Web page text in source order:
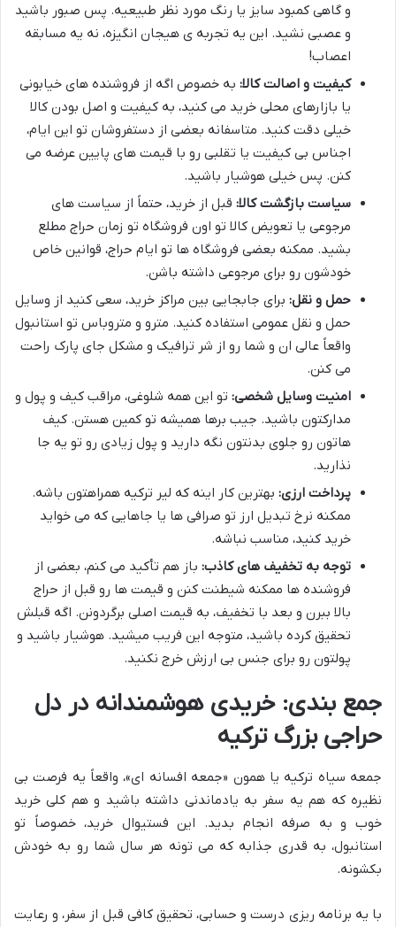
و گاهی کمبود سایز یا رنگ مورد نظر طبیعیه. پس صبور باشید
و عصبی نشید. این یه تجربه ی هیجان انگیزه، نه یه مسابقه
اعصاب!
کیفیت و اصالت کالا: به خصوص اگه از فروشنده های خیابونی
یا بازارهای محلی خرید می کنید، به کیفیت و اصل بودن کالا
خیلی دقت کنید. متاسفانه بعضی از دستفروشان تو این ایام،
اجناس بی کیفیت یا تقلبی رو با قیمت های پایین عرضه می
کنن. پس خیلی هوشیار باشید.
سیاست بازگشت کالا: قبل از خرید، حتماً از سیاست های
مرجوعی یا تعویض کالا تو اون فروشگاه تو زمان حراج مطلع
بشید. ممکنه بعضی فروشگاه ها تو ایام حراج، قوانین خاص
خودشون رو برای مرجوعی داشته باشن.
حمل و نقل: برای جابجایی بین مراکز خرید، سعی کنید از وسایل
حمل و نقل عمومی استفاده کنید. مترو و متروباس تو استانبول
واقعاً عالی ان و شما رو از شر ترافیک و مشکل جای پارک راحت
می کنن.
امنیت وسایل شخصی: تو این همه شلوغی، مراقب کیف و پول و
مدارکتون باشید. جیب برها همیشه تو کمین هستن. کیف
هاتون رو جلوی بدنتون نگه دارید و پول زیادی رو تو یه جا
نذارید.
پرداخت ارزی: بهترین کار اینه که لیر ترکیه همراهتون باشه.
ممکنه نرخ تبدیل ارز تو صرافی ها یا جاهایی که می خواید
خرید کنید، مناسب نباشه.
توجه به تخفیف های کاذب: باز هم تأکید می کنم، بعضی از
فروشنده ها ممکنه شیطنت کنن و قیمت ها رو قبل از حراج
بالا ببرن و بعد با تخفیف، به قیمت اصلی برگردونن. اگه قبلش
تحقیق کرده باشید، متوجه این فریب میشید. هوشیار باشید و
پولتون رو برای جنس بی ارزش خرج نکنید.
جمع بندی: خریدی هوشمندانه در دل
حراجی بزرگ ترکیه
جمعه سیاه ترکیه یا همون «جمعه افسانه ای»، واقعاً یه فرصت بی
نظیره که هم یه سفر به یادماندنی داشته باشید و هم کلی خرید
خوب و به صرفه انجام بدید. این فستیوال خرید، خصوصاً تو
استانبول، به قدری جذابه که می تونه هر سال شما رو به خودش
بکشونه.
با یه برنامه ریزی درست و حسابی، تحقیق کافی قبل از سفر، و رعایت